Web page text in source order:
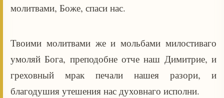
молитвами, Боже, спаси нас.
Твоими молитвами же и мольбами милостиваго
умоляй Бога, преподобне отче наш Димитрие, и
греховный мрак печали нашея разори, и
благодушия утешения нас духовнаго исполни.